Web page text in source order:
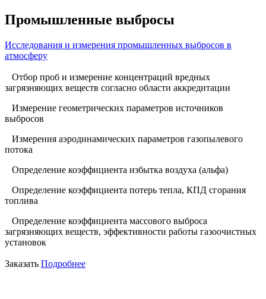
Промышленные выбросы
Исследования и измерения промышленных выбросов в
атмосферу
Отбор проб и измерение концентраций вредных
загрязняющих веществ согласно области аккредитации
Измерение геометрических параметров источников
выбросов
Измерения аэродинамических параметров газопылевого
потока
Определение коэффициента избытка воздуха (альфа)
Определение коэффициента потерь тепла, КПД сгорания
топлива
Определение коэффициента массового выброса
загрязняющих веществ, эффективности работы газоочистных
установок
Заказать Подробнее